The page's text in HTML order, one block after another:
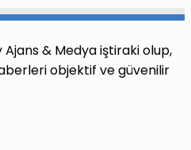
& Medya iştiraki olup,
objektif ve güvenilir